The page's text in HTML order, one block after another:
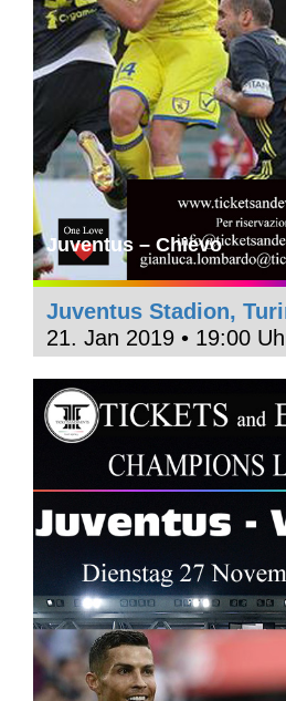
Juventus – Chievo
Juventus Stadion,
21. Jan 2019 • 19:00